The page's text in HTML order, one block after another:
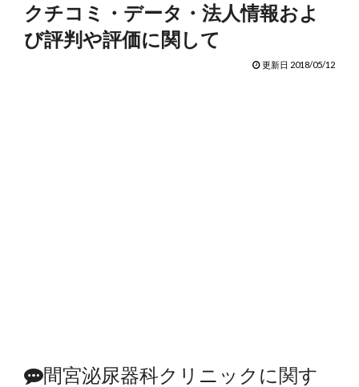
クチコミ・データ・法人情報およ
び評判や評価に関して
更新日 2018/05/12
間宮泌尿器科クリニックに関す